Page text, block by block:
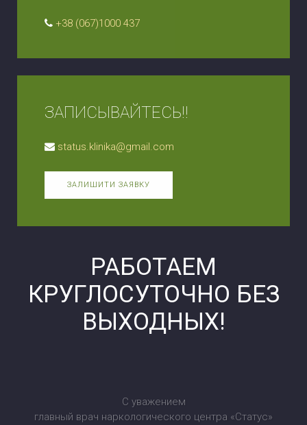
+38 (067)1000 437
ЗАПИСЫВАЙТЕСЬ!!
status.klinika@gmail.com
ЗАЛИШИТИ ЗАЯВКУ
РАБОТАЕМ
КРУГЛОСУТОЧНО БЕЗ
ВЫХОДНЫХ!
С уважением
главный врач наркологического центра «Статус»